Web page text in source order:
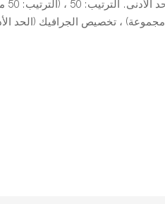
مجموعة) ، تخصيص الجرافيك (الحد الأدنى.